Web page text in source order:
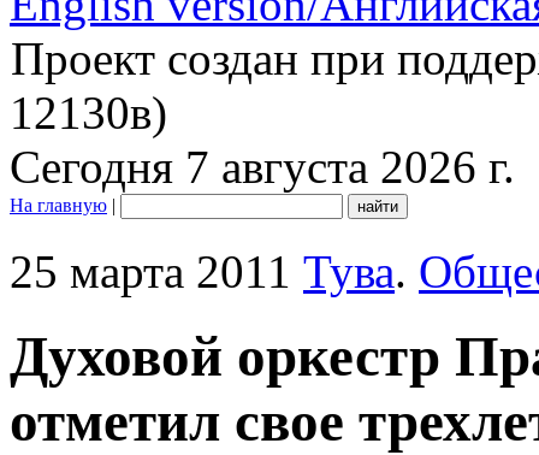
Проект создан при
12130в)
Сегодня 7 августа 2026 г.
На главную |
25 марта 2011 Тува.
Духовой оркестр
отметил свое